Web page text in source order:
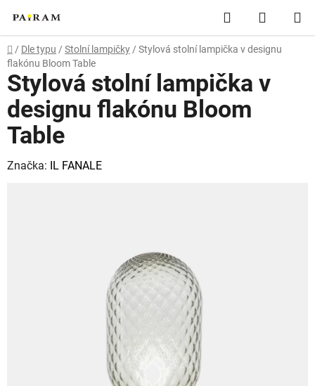
obsah
Hledat
KOŠÍK
Domů
/ Dle typu / Stolní lampičky / Stylová stolní lampička v designu
flakónu Bloom Table
Stylová stolní lampička v
designu flakónu Bloom
Table
Značka: IL FANALE